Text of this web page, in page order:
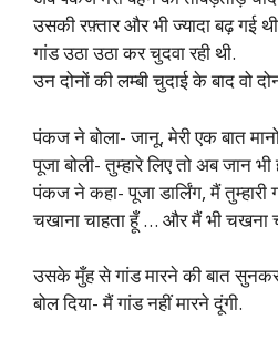
उसकी रफ़्तार और भी ज्यादा बढ़ गई
गांड उठा उठा कर चुदवा रही थी.
उन दोनों की लम्बी चुदाई के बाद वो
पंकज ने बोला- जानू, मेरी एक बात
पूजा बोली- तुम्हारे लिए तो अब जान
पंकज ने कहा- पूजा डार्लिंग, मैं
चखाना चाहता हूँ … और मैं भी चखना
उसके मुँह से गांड मारने की बात
बोल दिया- मैं गांड नहीं मारने दूंगी.